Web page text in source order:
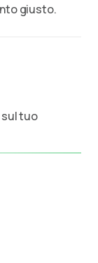
giusto.
tuo